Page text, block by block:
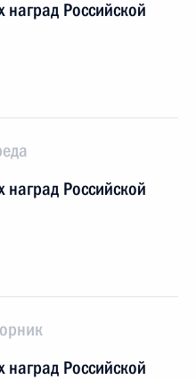
наград Российской
наград Российской
наград Российской